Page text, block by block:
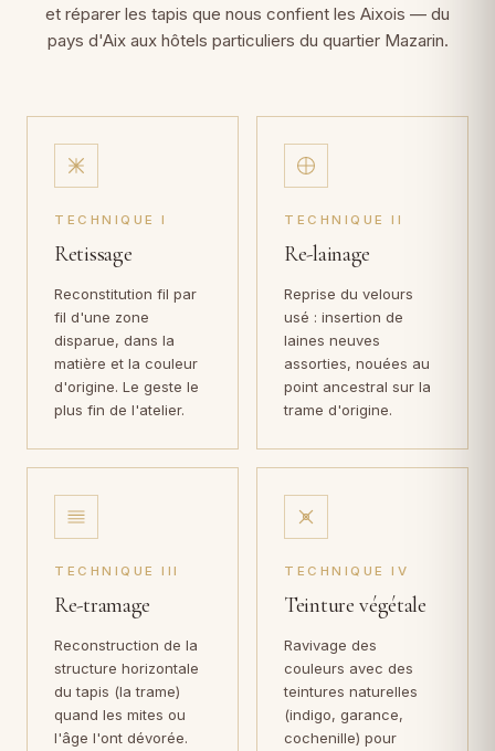
et réparer les tapis que nous confient les Aixois — du
pays d'Aix aux hôtels particuliers du quartier Mazarin.
TECHNIQUE I
Retissage
Reconstitution fil par
fil d'une zone
disparue, dans la
matière et la couleur
d'origine. Le geste le
plus fin de l'atelier.
TECHNIQUE II
Re-lainage
Reprise du velours
usé : insertion de
laines neuves
assorties, nouées au
point ancestral sur la
trame d'origine.
TECHNIQUE III
Re-tramage
Reconstruction de la
structure horizontale
du tapis (la trame)
quand les mites ou
l'âge l'ont dévorée.
TECHNIQUE IV
Teinture végétale
Ravivage des
couleurs avec des
teintures naturelles
(indigo, garance,
cochenille) pour